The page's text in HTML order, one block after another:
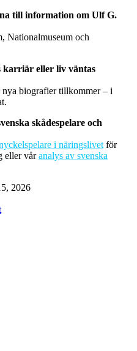
till information om Ulf G.
Nationalmuseum och
karriär eller liv väntas
biografier tillkommer – i
skådespelare och
i näringslivet för
eller våranalys av svenska
2026